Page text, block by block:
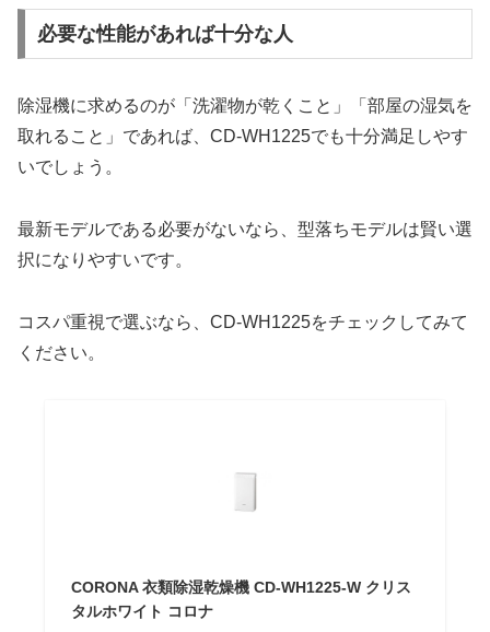
必要な性能があれば十分な人
除湿機に求めるのが「洗濯物が乾くこと」「部屋の湿気を
取れること」であれば、CD-WH1225でも十分満足しやす
いでしょう。
最新モデルである必要がないなら、型落ちモデルは賢い選
択になりやすいです。
コスパ重視で選ぶなら、CD-WH1225をチェックしてみて
ください。
CORONA 衣類除湿乾燥機 CD-WH1225-W クリス
タルホワイト コロナ